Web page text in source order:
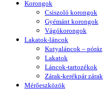
Korongok
Csiszoló korongok
Gyémánt korongok
Vágókorongok
Lakatok-láncok
Kutyaláncok – póráz
Lakatok
Láncok-tartozékok
Zárak-kerékpár zárak
Mérőeszközök